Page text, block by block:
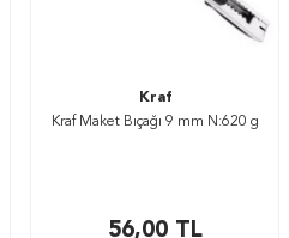
Kraf
Kraf Maket Bıçağı 9 mm N:620 g
56,00TL